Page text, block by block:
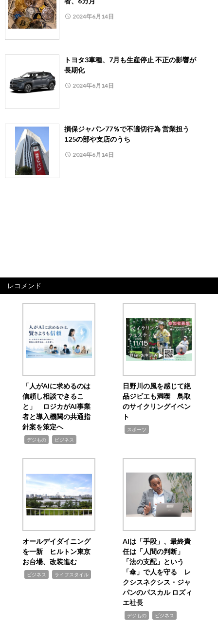
2024年6月14日
トヨタ3車種、7月も生産停止 不正の影響が
長期化
2024年6月14日
損保ジャパン77％で不適切行為 営業担う
125の部や支店のうち
2024年6月14日
レコメンド
「人がAIに求めるのは
信頼し相談できるこ
と」 ロジカがAI事業
者と導入機関の共通指
針案を策定へ
デジもの ビジネス
日野川の風を感じて絶
品ジビエも満喫 鳥取
のサイクリングイベン
ト
スポーツ
オールデイダイニング
を一新 ヒルトン東京
お台場、改装進む
ビジネス ライフスタイル
AIは「手段」、最終責
任は「人間の判断」
「法の支配」という
「傘」で人を守る レ
クシスネクシス・ジャ
パンのパスカル ロズィ
エ社長
デジもの ビジネス